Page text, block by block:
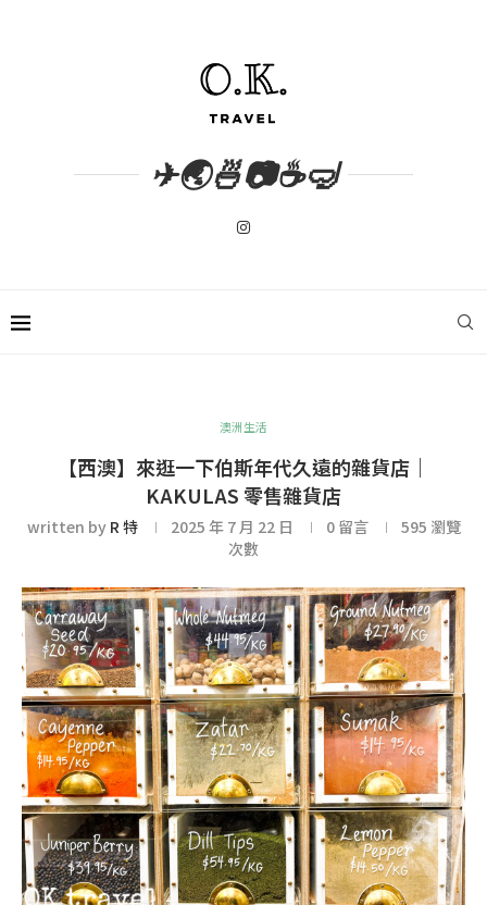
✈🌏🍜📷☕🤿
澳洲生活
【西澳】來逛一下伯斯年代久遠的雜貨店｜
KAKULAS 零售雜貨店
written by R 特 2025 年 7 月 22 日 0 留言 595 瀏覽
次數